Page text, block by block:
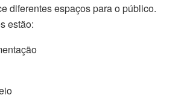
diferentes espaços para o público.
estão: